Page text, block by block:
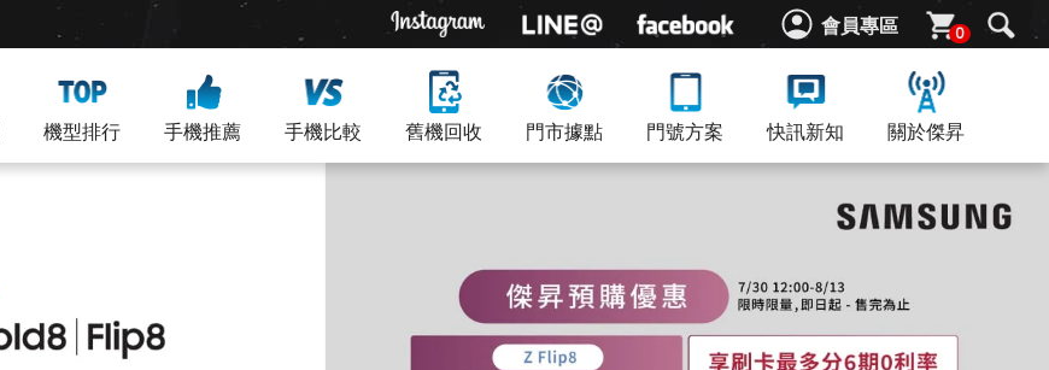
會員專區 0
機型排行 手機推薦 手機比較 舊機回收 門市據點 門號方案 快訊新知 關於傑昇